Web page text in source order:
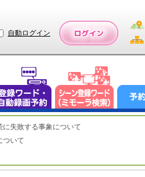
自動ログイン
失敗する事象について
ついて